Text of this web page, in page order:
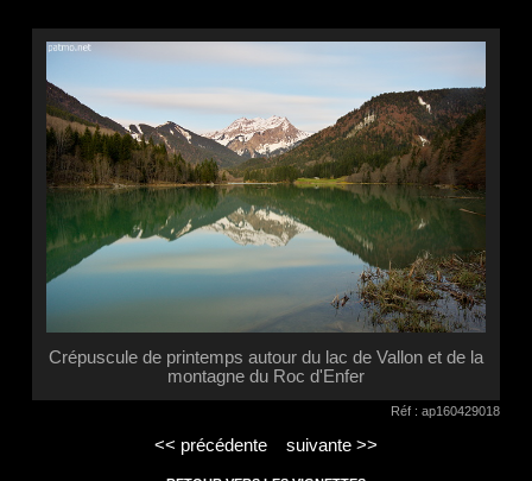
Crépuscule de printemps autour du lac de Vallon et de la
montagne du Roc d'Enfer
Réf : ap160429018
<< précédente suivante >>